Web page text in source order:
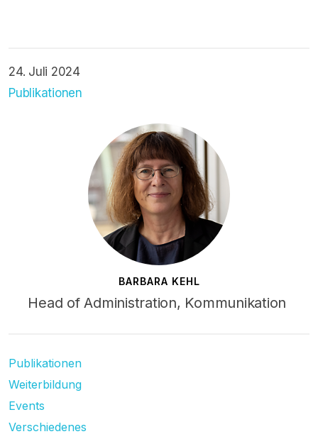
24. Juli 2024
Publikationen
BARBARA KEHL
Head of Administration, Kommunikation
Publikationen
Weiterbildung
Events
Verschiedenes